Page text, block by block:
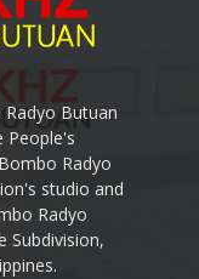
Butuan
People's
Radyo
studio and
Radyo
Subdivision,